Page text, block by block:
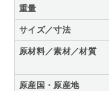
重量
サイズ／寸法
原材料／素材／材質
原産国・原産地